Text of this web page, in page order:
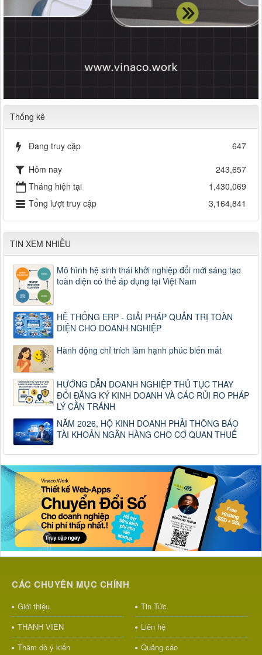
Thống kê
Đang truy cập
647
Hôm nay
243,657
Tháng hiện tại
1,430,069
Tổng lượt truy cập
3,164,841
TIN XEM NHIỀU
Mô hình hệ sinh thái khởi nghiệp đổi mới sáng tạo
toàn diện có thể áp dụng tại Việt Nam
HỆ THỐNG ERP - GIẢI PHÁP QUẢN TRỊ TOÀN
DIỆN CHO DOANH NGHIỆP
Hành động chỉ trích làm hạnh phúc biến mất
HƯỚNG DẪN DOANH NGHIỆP THỦ TỤC THAY
ĐỔI ĐĂNG KÝ KINH DOANH VÀ CÁC RỦI RO PHÁP
LÝ CẦN TRÁNH
NĂM 2026, HỘ KINH DOANH PHẢI THÔNG BÁO
TÀI KHOẢN NGÂN HÀNG CHO CƠ QUAN THUẾ
CÁC CHUYÊN MỤC CHÍNH
Giới thiệu
Tin Tức
THÀNH VIÊN
Liên hệ
Thăm dò ý kiến
Quảng cáo